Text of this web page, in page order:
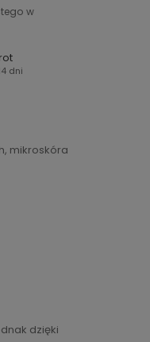
w
dni
mikroskóra
dzięki